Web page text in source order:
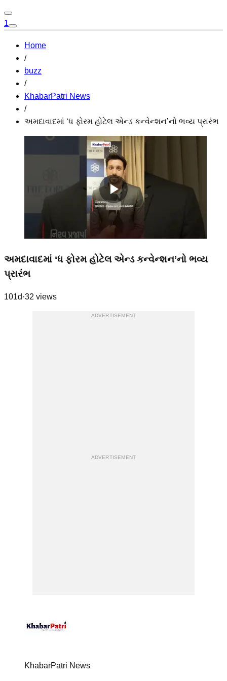
1
Home
/
buzz
/
KhabarPatri News
/
અમદાવાદમાં ‘ધ ફોરમ હોટેલ એન્ડ કન્વેન્શન’નો ભવ્ય પ્રારંભ
અમદાવાદમાં ‘ધ ફોરમ હોટેલ એન્ડ કન્વેન્શન’નો ભવ્ય
પ્રારંભ
101d ·32 views
ADVERTISEMENT
ADVERTISEMENT
KhabarPatri News